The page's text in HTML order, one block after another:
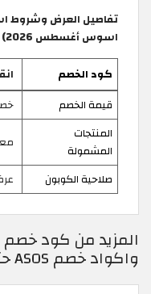
تفاصيل العرض وشروط
اسوس أغسطس 2026)
كود الخصم
قيمة الخصم
المنتجات
المشمولة
صلاحية الكوبون
واكواد خصم ASOS حتى 50%